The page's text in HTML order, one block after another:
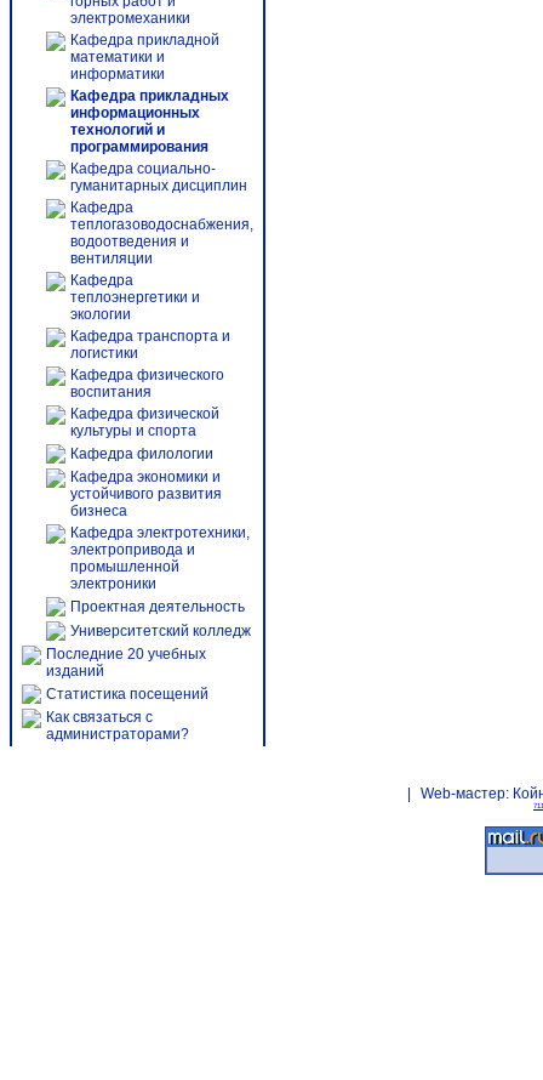
электромеханики
Кафедра прикладной
математики и
информатики
Кафедра прикладных
информационных
технологий и
программирования
Кафедра социально-
гуманитарных дисциплин
Кафедра
теплогазоводоснабжения,
водоотведения и
вентиляции
Кафедра
теплоэнергетики и
экологии
Кафедра транспорта и
логистики
Кафедра физического
воспитания
Кафедра физической
культуры и спорта
Кафедра филологии
Кафедра экономики и
устойчивого развития
бизнеса
Кафедра электротехники,
электропривода и
промышленной
электроники
Проектная деятельность
Университетский колледж
Последние 20 учебных
изданий
Статистика посещений
Как связаться с
администраторами?
Web-мастер: